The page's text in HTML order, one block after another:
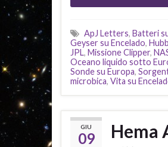
ApJ Letters, Batteri
Geyser su Encelado,
JPL, Missione Clipper,
Oceano liquido sotto
Sonde su Europa,
microbica, Vita su
GIU
09 Hema